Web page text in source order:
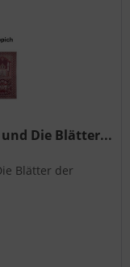
und Die Blätter...
Blätter der